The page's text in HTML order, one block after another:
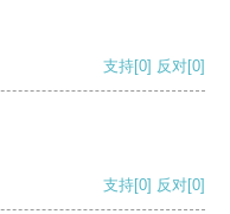
支持[0] 反对[0]
支持[0] 反对[0]